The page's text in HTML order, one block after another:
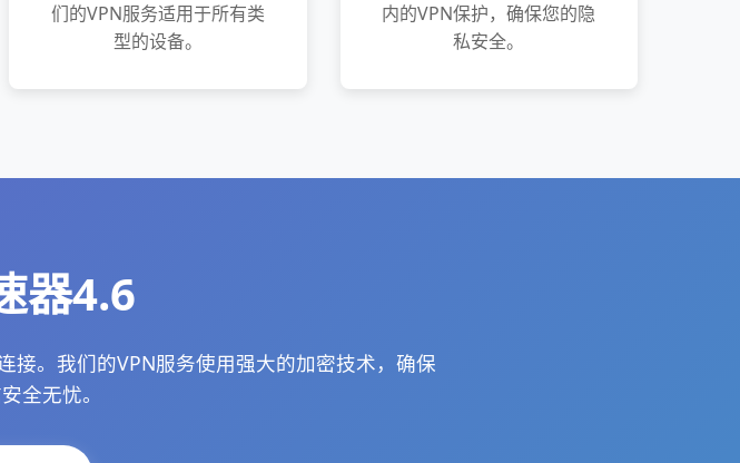
们的VPN服务适用于所有类
型的设备。
内的VPN保护，确保您的隐
私安全。
器4.6
接。我们的VPN服务使用强大的加密技术，确保
全无忧。